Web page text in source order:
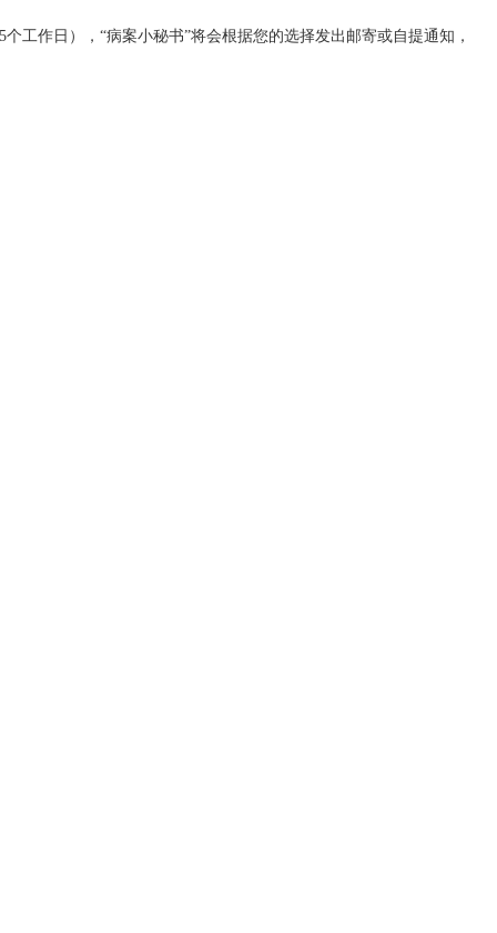
工作日），“病案小秘书”将会根据您的选择发出邮寄或自提通知，